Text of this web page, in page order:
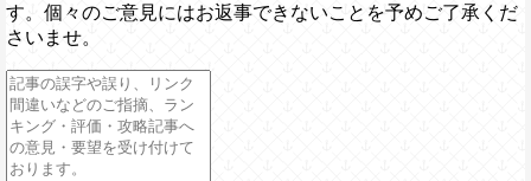
す。個々のご意見にはお返事できないことを予めご了承くだ
さいませ。